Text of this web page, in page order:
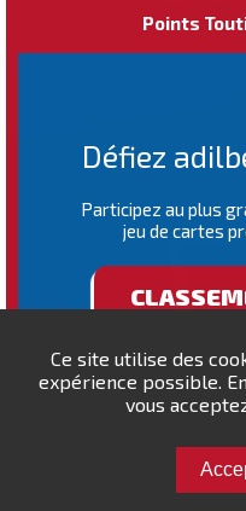
Ce site utilise des
expérience possible.
vous
Points
Défiez
Participez au plus
jeu de cartes